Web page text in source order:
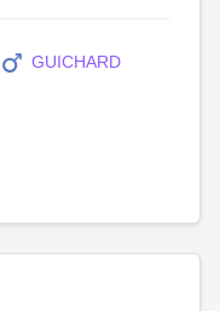
GUICHARD